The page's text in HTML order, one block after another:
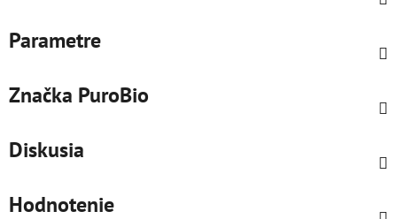
Parametre
Značka PuroBio
Diskusia
Hodnotenie